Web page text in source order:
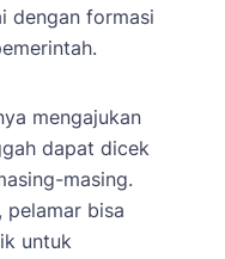
dengan formasi
mengajukan
dapat dicek
masing.
pelamar bisa
untuk